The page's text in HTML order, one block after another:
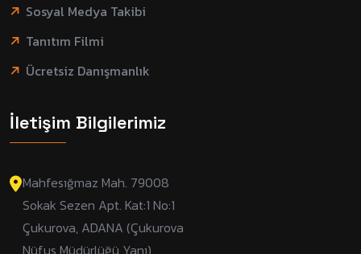
Sosyal Medya Takibi
Tanıtım Filmi
Ücretsiz Danışmanlık
İletişim Bilgilerimiz
Mahfesığmaz Mah. 79008
Sokak Sezen Apt. Kat:1 No:1
Çukurova, ADANA (Çukurova